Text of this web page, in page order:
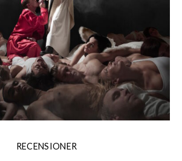
RECENSIONER